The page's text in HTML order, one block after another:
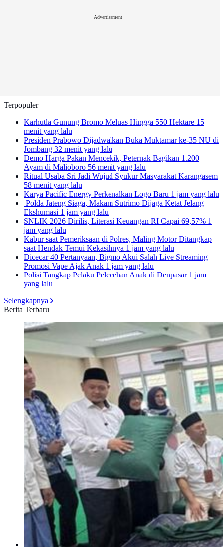
Advertisement
Terpopuler
Karhutla Gunung Bromo Meluas Hingga 550 Hektare 15
menit yang lalu
Presiden Prabowo Dijadwalkan Buka Muktamar ke-35 NU di
Jombang 32 menit yang lalu
Demo Harga Pakan Mencekik, Peternak Bagikan 1.200
Ayam di Malioboro 56 menit yang lalu
Ritual Usaba Sri Jadi Wujud Syukur Masyarakat Karangasem
58 menit yang lalu
Karya Pacific Energy Perkenalkan Logo Baru 1 jam yang lalu
Polda Jateng Siaga, Makam Sutrimo Dijaga Ketat Jelang
Ekshumasi 1 jam yang lalu
SNLIK 2026 Dirilis, Literasi Keuangan RI Capai 69,57% 1
jam yang lalu
Kabur saat Pemeriksaan di Polres, Maling Motor Ditangkap
saat Hendak Temui Kekasihnya 1 jam yang lalu
Dicecar 40 Pertanyaan, Bigmo Akui Salah Live Streaming
Promosi Vape Ajak Anak 1 jam yang lalu
Polisi Tangkap Pelaku Pelecehan Anak di Denpasar 1 jam
yang lalu
Selengkapnya
Berita Terbaru